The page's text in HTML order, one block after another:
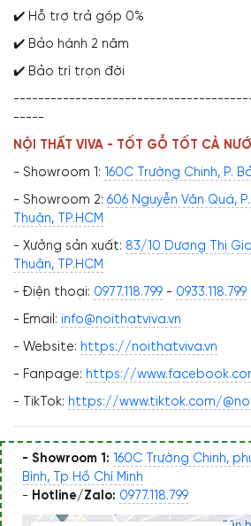
✔️ Hỗ trợ trả góp 0%
✔️ Bảo hành 2 năm
✔️ Bảo trì trọn đời
-----
NỘI THẤT VIVA - TỐT GỖ TỐT CẢ
- Showroom 1: 160C Trường Chinh, P.
- Showroom 2: 606 Nguyễn Văn Quá,
Thuận, TP.HCM
- Xưởng sản xuất: 83/10 Dương Thị
Thuận, TP.HCM
- Điện thoại: 0977.118.799 - 0933.118.799
- Email: info@noithatviva.vn
- Website: https://noithatviva.vn
- Fanpage: https://
- TikTok: https://www.tiktok.com/
- Showroom 1: 160C Trường Chinh,
Bình, Tp Hồ Chí Minh
- Hotline/Zalo: 0977.118.799